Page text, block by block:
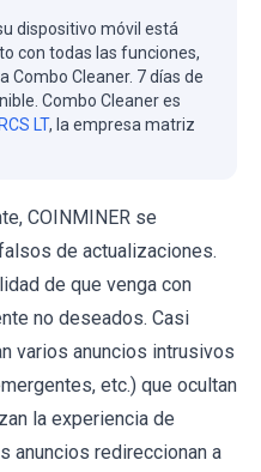
dispositivo móvil está
con todas las funciones,
Combo Cleaner. 7 días de
Combo Cleaner es
RCS LT, la empresa matriz
COINMINER se
de actualizaciones.
de que venga con
no deseados. Casi
varios anuncios intrusivos
etc.) que ocultan
la experiencia de
anuncios redireccionan a